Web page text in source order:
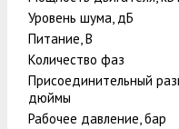
Уровень шума, дБ
Питание, В
Количество фаз
Присоединительный
дюймы
Рабочее давление, бар